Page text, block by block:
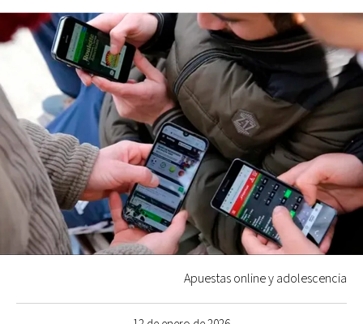
Apuestas online y adolescencia